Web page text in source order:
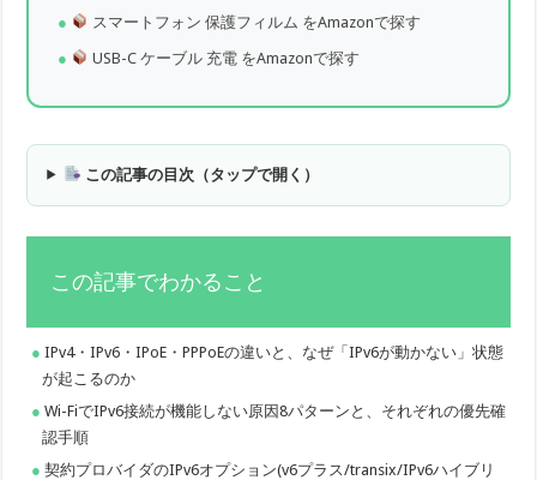
スマートフォン 保護フィルム をAmazonで探す
USB-C ケーブル 充電 をAmazonで探す
この記事の目次（タップで開く）
この記事でわかること
IPv4・IPv6・IPoE・PPPoEの違いと、なぜ「IPv6が動かない」状態
が起こるのか
Wi-FiでIPv6接続が機能しない原因8パターンと、それぞれの優先確
認手順
契約プロバイダのIPv6オプション(v6プラス/transix/IPv6ハイブリ